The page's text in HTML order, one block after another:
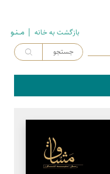
بازگشت به خـانه | مــنـو